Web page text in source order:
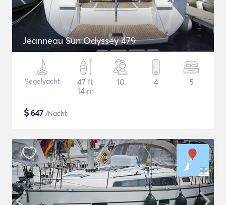
Jeanneau Sun Odyssey 479
Segelyacht
47 ft
14 m
10 4 5
$647 /Nacht